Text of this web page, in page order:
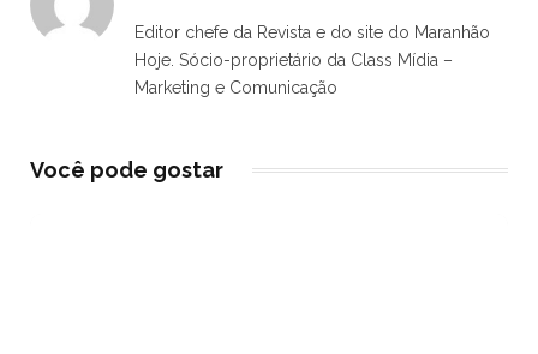
Editor chefe da Revista e do site do Maranhão
Hoje. Sócio-proprietário da Class Mídia –
Marketing e Comunicação
Você pode gostar